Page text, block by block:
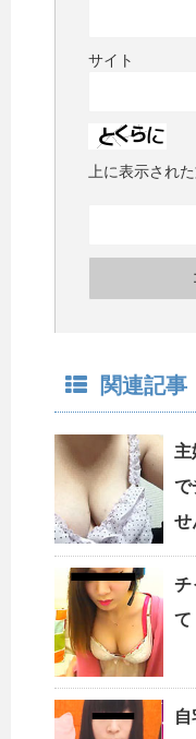
サイト
上に表示され
関連記事
主
で
せ
チ
て